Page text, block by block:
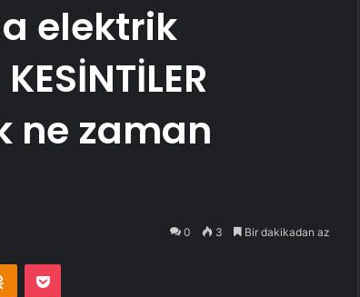
elektrik
ne zaman
0 3 Bir dakikadan az
Odnoklassniki
Pocket